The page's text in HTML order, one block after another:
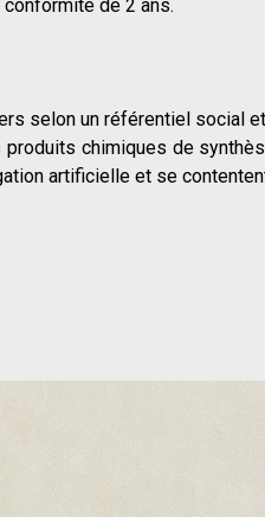
de 2 ans.
selon un référentiel social
chimiques de
artificielle et se